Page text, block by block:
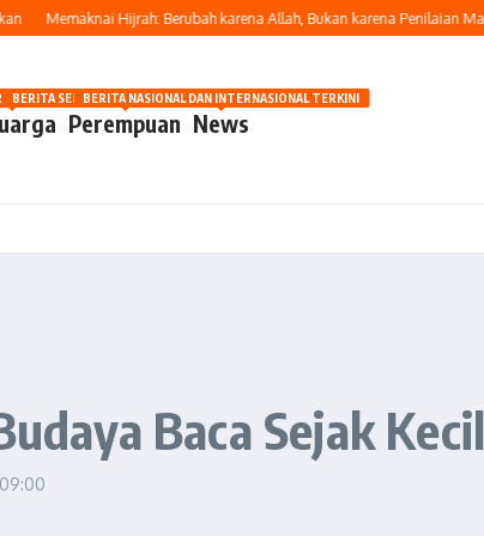
Memaknai Hijrah: Berubah karena Allah, Bukan karena Penilaian Manusia
OTOMOTIF HARI INI
Perempuan
BERITA SEPUTAR KECANTIKAN WANITA
News
BERITA NASIONAL DAN INTERNASIONAL TERKINI
Baca Sejak Kecil
09:00